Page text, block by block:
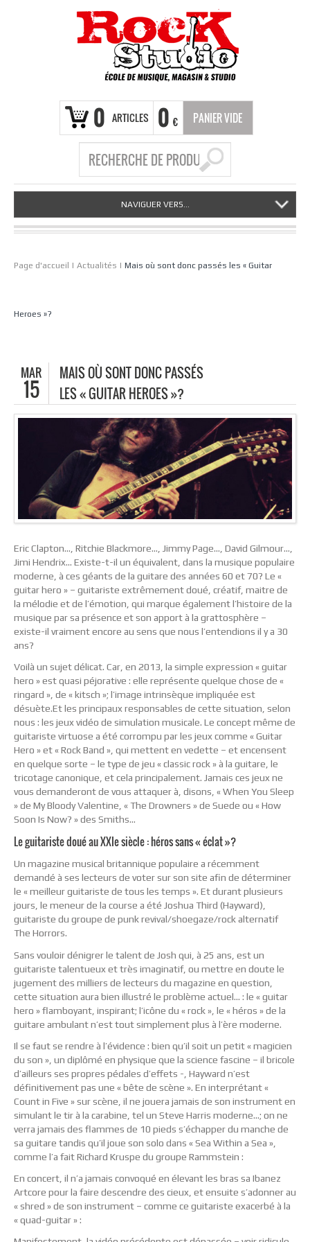
0 ARTICLES 0 € PANIER VIDE
NAVIGUER VERS...
Page d'accueil | Actualités | Mais où sont donc passés les « Guitar
Heroes »?
MAR
15
MAIS OÙ SONT DONC PASSÉS
LES « GUITAR HEROES »?
Eric Clapton…, Ritchie Blackmore…, Jimmy Page…, David Gilmour…,
Jimi Hendrix… Existe-t-il un équivalent, dans la musique populaire
moderne, à ces géants de la guitare des années 60 et 70? Le «
guitar hero » – guitariste extrêmement doué, créatif, maitre de
la mélodie et de l’émotion, qui marque également l’histoire de la
musique par sa présence et son apport à la grattosphère –
existe-il vraiment encore au sens que nous l’entendions il y a 30
ans?
Voilà un sujet délicat. Car, en 2013, la simple expression « guitar
hero » est quasi péjorative : elle représente quelque chose de «
ringard », de « kitsch »; l’image intrinsèque impliquée est
désuète.Et les principaux responsables de cette situation, selon
nous : les jeux vidéo de simulation musicale. Le concept même de
guitariste virtuose a été corrompu par les jeux comme « Guitar
Hero » et « Rock Band », qui mettent en vedette – et encensent
en quelque sorte – le type de jeu « classic rock » à la guitare, le
tricotage canonique, et cela principalement. Jamais ces jeux ne
vous demanderont de vous attaquer à, disons, « When You Sleep
» de My Bloody Valentine, « The Drowners » de Suede ou « How
Soon Is Now? » des Smiths…
Le guitariste doué au XXIe siècle : héros sans « éclat »?
Un magazine musical britannique populaire a récemment
demandé à ses lecteurs de voter sur son site afin de déterminer
le « meilleur guitariste de tous les temps ». Et durant plusieurs
jours, le meneur de la course a été Joshua Third (Hayward),
guitariste du groupe de punk revival/shoegaze/rock alternatif
The Horrors.
Sans vouloir dénigrer le talent de Josh qui, à 25 ans, est un
guitariste talentueux et très imaginatif, ou mettre en doute le
jugement des milliers de lecteurs du magazine en question,
cette situation aura bien illustré le problème actuel… : le « guitar
hero » flamboyant, inspirant; l’icône du « rock », le « héros » de la
guitare ambulant n’est tout simplement plus à l’ère moderne.
Il se faut se rendre à l’évidence : bien qu’il soit un petit « magicien
du son », un diplômé en physique que la science fascine – il bricole
d’ailleurs ses propres pédales d’effets -, Hayward n’est
définitivement pas une « bête de scène ». En interprétant «
Count in Five » sur scène, il ne jouera jamais de son instrument en
simulant le tir à la carabine, tel un Steve Harris moderne…; on ne
verra jamais des flammes de 10 pieds s’échapper du manche de
sa guitare tandis qu’il joue son solo dans « Sea Within a Sea »,
comme l’a fait Richard Kruspe du groupe Rammstein :
En concert, il n’a jamais convoqué en élevant les bras sa Ibanez
Artcore pour la faire descendre des cieux, et ensuite s’adonner au
« shred » de son instrument – comme ce guitariste exacerbé à la
« quad-guitar » :